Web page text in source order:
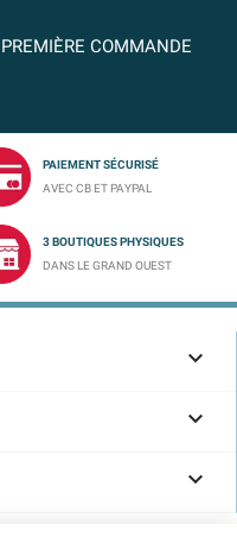
COMMANDE
PAIEMENT SÉCURISÉ
AVEC CB ET PAYPAL
3 BOUTIQUES PHYSIQUES
DANS LE GRAND OUEST


